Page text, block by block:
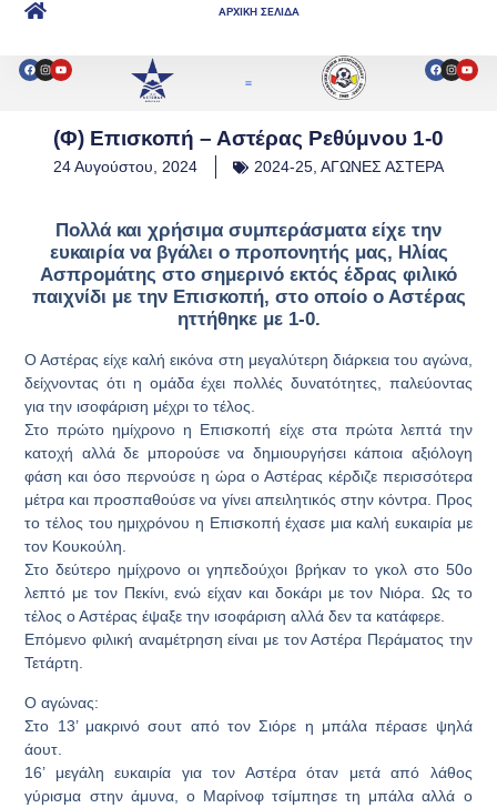
ΑΡΧΙΚΗ ΣΕΛΙΔΑ
(Φ) Επισκοπή – Αστέρας Ρεθύμνου 1-0
24 Αυγούστου, 2024 2024-25, ΑΓΩΝΕΣ ΑΣΤΕΡΑ
Πολλά και χρήσιμα συμπεράσματα είχε την
ευκαιρία να βγάλει ο προπονητής μας, Ηλίας
Ασπρομάτης στο σημερινό εκτός έδρας φιλικό
παιχνίδι με την Επισκοπή, στο οποίο ο Αστέρας
ηττήθηκε με 1-0.
Ο Αστέρας είχε καλή εικόνα στη μεγαλύτερη διάρκεια του αγώνα,
δείχνοντας ότι η ομάδα έχει πολλές δυνατότητες, παλεύοντας
για την ισοφάριση μέχρι το τέλος.
Στο πρώτο ημίχρονο η Επισκοπή είχε στα πρώτα λεπτά την
κατοχή αλλά δε μπορούσε να δημιουργήσει κάποια αξιόλογη
φάση και όσο περνούσε η ώρα ο Αστέρας κέρδιζε περισσότερα
μέτρα και προσπαθούσε να γίνει απειλητικός στην κόντρα. Προς
το τέλος του ημιχρόνου η Επισκοπή έχασε μια καλή ευκαιρία με
τον Κουκούλη.
Στο δεύτερο ημίχρονο οι γηπεδούχοι βρήκαν το γκολ στο 50ο
λεπτό με τον Πεκίνι, ενώ είχαν και δοκάρι με τον Νιόρα. Ως το
τέλος ο Αστέρας έψαξε την ισοφάριση αλλά δεν τα κατάφερε.
Επόμενο φιλική αναμέτρηση είναι με τον Αστέρα Περάματος την
Τετάρτη.
Ο αγώνας:
Στο 13’ μακρινό σουτ από τον Σιόρε η μπάλα πέρασε ψηλά
άουτ.
16’ μεγάλη ευκαιρία για τον Αστέρα όταν μετά από λάθος
γύρισμα στην άμυνα, ο Μαρίνοφ τσίμπησε τη μπάλα αλλά ο